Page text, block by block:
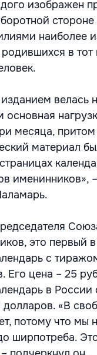
изображен
стороне
наиболее
в
велась
основная
месяца, притом
материал
именинников»,
это первый
с
Его цена – 25
в России
долларов. «В
потому что мы
ширпотреба.